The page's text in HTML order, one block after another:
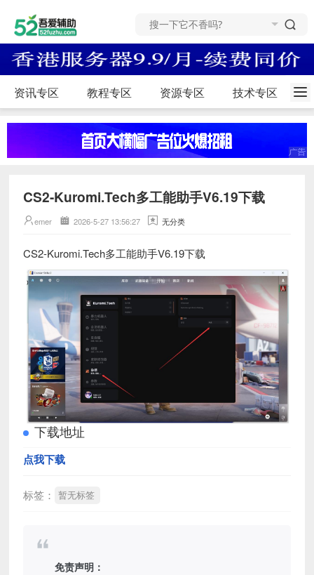
资讯专区 教程专区 资源专区 技术专区
CS2-Kuromi.Tech多工能助手V6.19下载
emer 2026-5-27 13:56:27 无分类
CS2-Kuromi.Tech多工能助手V6.19下载
下载地址
点我下载
标签： 暂无标签
免责声明：